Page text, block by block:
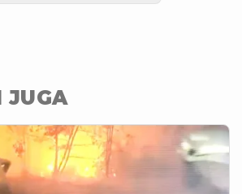
JUGA